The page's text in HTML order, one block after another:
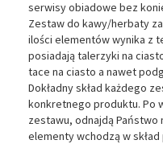
serwisy obiadowe bez
Zestaw do kawy/herbaty
ilości elementów wynika z
posiadają talerzyki na
tace na ciasto a nawet
Dokładny skład każdego
konkretnego produktu. Po
zestawu, odnajdą
elementy wchodzą w